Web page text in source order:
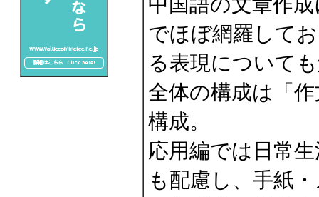
でほぼ網羅して
る表現について
全体の構成は「
構成。
応用編では日常
も配慮し、手紙